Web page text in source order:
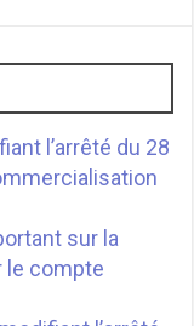
l’arrêté du 28
sur la
le compte